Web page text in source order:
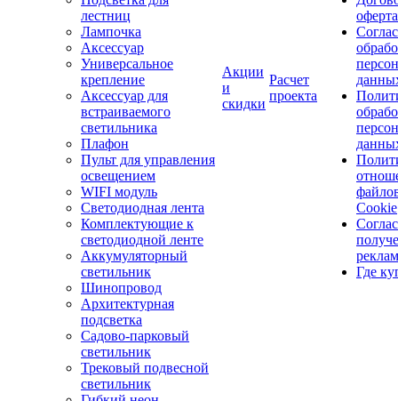
лестниц
Лампочка
Аксессуар
Универсальное
крепление
Аксессуар для
встраиваемого
светильника
Плафон
Пульт для управления
освещением
WIFI модуль
Светодиодная лента
Комплектующие к
светодиодной ленте
Аккумуляторный
светильник
Шинопровод
Архитектурная
подсветка
Садово-парковый
светильник
Трековый подвесной
светильник
Акции
и
скидки
Расчет
проекта
оферта
Cookie
Где